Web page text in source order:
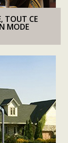
TOUT CE
MODE